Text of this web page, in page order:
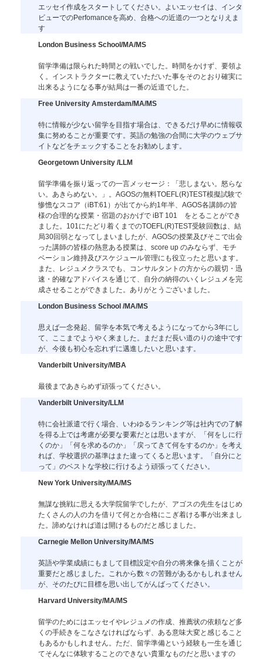
エッセイ作成をスタートしてください。よいエッセイは、インタ
ビューでのPerfomanceを高め、合格への近道の一つとなりえま
す
London Business School/MA/MS
留学準備は限られた時間との戦いでした。時間をかけず、要領よ
く。インストラクターに教えていただいた事をそのとおり確実に
出来るようになる事が結局は一番の近道でした。
Free University Amsterdam/MA/MS
特に情報が少ない留学を目指す場合は、できるだけ早めに情報収
集に努めることが重要です。英語の勉強の合間に大学のウェブサ
イトなどをチェックすることをお勧めします。
Georgetown University /LLM
留学準備を振り返っての一言メッセージ：「悲しまない。怒らな
い。あきらめない。」。AGOSの無料TOEFL(R)TEST模擬試験で
惨憺なスコア（iBT:61）が出てから約1年半、AGOS各講師の皆
様の合理的な授業・宿題のおかげで iBT 101 をとることができ
ました。101にたどり着くまでのTOEFL(R)TEST受験回数は、結
局30回弱となってしまいましたが、AGOSの授業及びそこで出会
った講師の皆様の熱意ある授業は、score up のみならず、モチ
ベーション維持及びスケジュール管理にも役立ったと思います。
また、レジュメクラスでも、コンサルタントの方からの親切・迅
速・的確なアドバイスを通じて、自分の納得のいくレジュメを完
成させることができました。ありがとうございました。
London Business School /MA/MS
思えば一念発起、留学を本気で考えるようになってから3年にし
て、ここまでようやく来ました。まだまだ長い道のりの途中です
が、今後も初心を忘れずに邁進したいと思います。
Vanderbilt University/MBA
最後まであきらめず頑張ってください。
Vanderbilt University/LLM
特に会社派遣で行く場合、いわゆるランキング等は社内での了解
を得る上では考慮が必要な要素だとは思いますが、「何をしに行
くのか」「何を求めるのか」「戻ってきて何をするのか」を考え
れば、学校選択の基準はまた違ってくると思います。「自分にと
って」のベストな学校に行けるよう頑張ってください。
New York University/MA/MS
無謀な挑戦に思える大学院留学でしたが、アゴスの先生をはじめ
たくさんの人の力を借りて何とか合格にこぎ着ける事が出来まし
た。諦めなければ道は開けるものだと感じました。
Carnegie Mellon University/MA/MS
英語や学業成績にもまして目標設定や自分の将来像を描くことが
重要だと感じました。これから数々の苦難があるかもしれません
が、そのたびに目標を思い出してがんばってください。
Harvard University/MA/MS
留学のためにはエッセイやレジュメの作成、推薦状の依頼など多
くの手続きをこなさなければならず、ある意味大変と感じること
もあるかもしれません。ただ、留学準備という経験も一生を通じ
てそんなに体験することのできない貴重なものだと思いますの